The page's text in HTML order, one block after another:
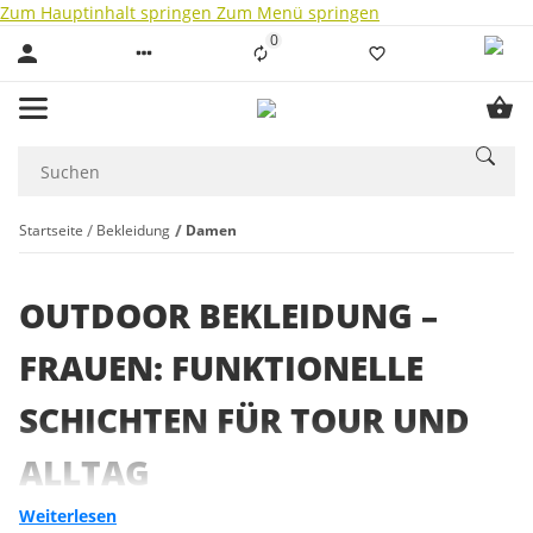
Zum Hauptinhalt springen Zum Menü springen
0Liste ist leer
Startseite Bekleidung Damen
OUTDOOR BEKLEIDUNG –
FRAUEN: FUNKTIONELLE
SCHICHTEN FÜR TOUR UND
ALLTAG
Weiterlesen